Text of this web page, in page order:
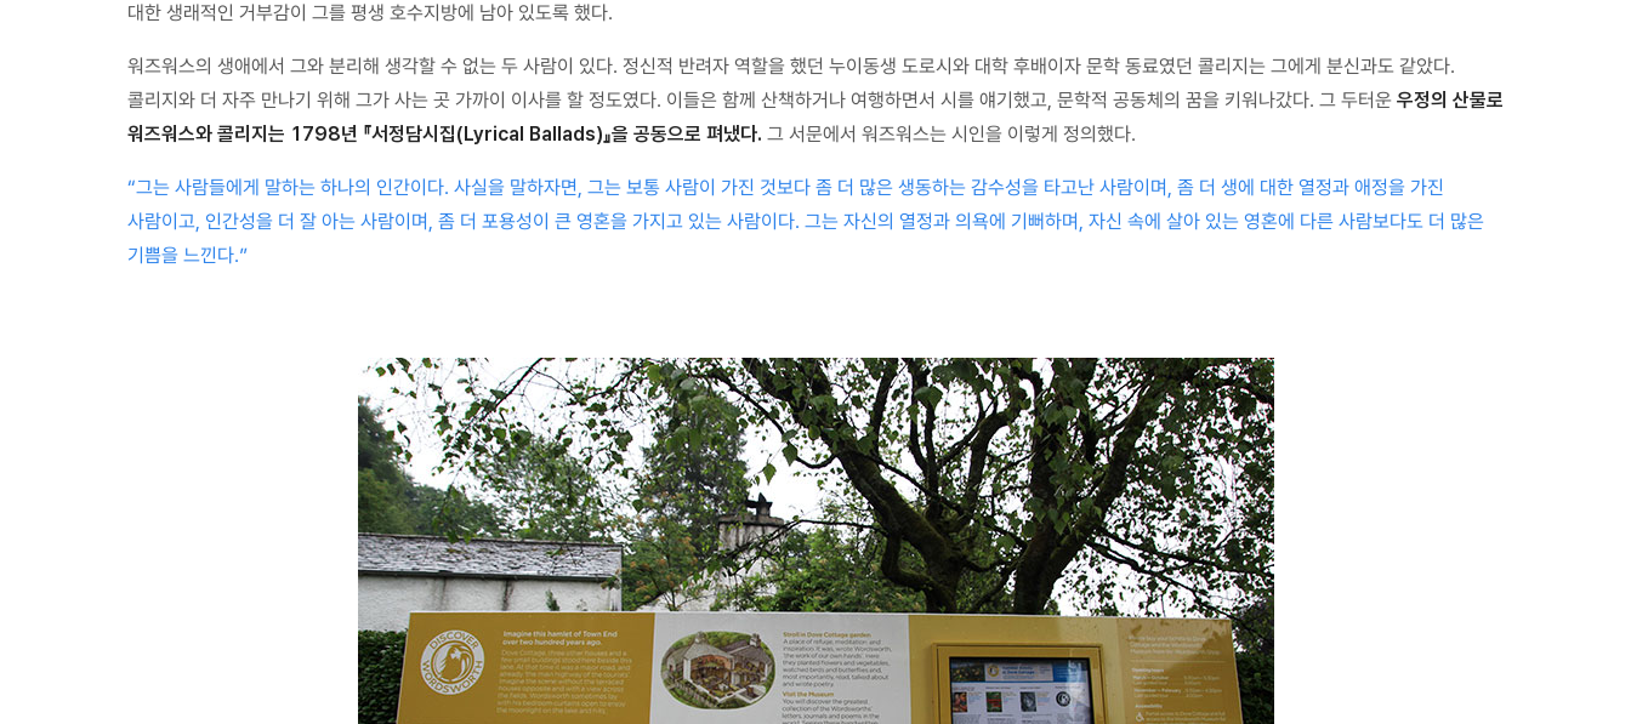
대한 생래적인 거부감이 그를 평생 호수지방에 남아 있도록 했다.
워즈워스의 생애에서 그와 분리해 생각할 수 없는 두 사람이 있다. 정신적 반려자 역할을 했던 누이동생 도로시와 대학 후배이자 문학 동료였던 콜리지는 그에게 분신과도 같았다.
콜리지와 더 자주 만나기 위해 그가 사는 곳 가까이 이사를 할 정도였다. 이들은 함께 산책하거나 여행하면서 시를 얘기했고, 문학적 공동체의 꿈을 키워나갔다. 그 두터운 우정의 산물로
워즈워스와 콜리지는 1798년 『서정담시집(Lyrical Ballads)』을 공동으로 펴냈다. 그 서문에서 워즈워스는 시인을 이렇게 정의했다.
“그는 사람들에게 말하는 하나의 인간이다. 사실을 말하자면, 그는 보통 사람이 가진 것보다 좀 더 많은 생동하는 감수성을 타고난 사람이며, 좀 더 생에 대한 열정과 애정을 가진
사람이고, 인간성을 더 잘 아는 사람이며, 좀 더 포용성이 큰 영혼을 가지고 있는 사람이다. 그는 자신의 열정과 의욕에 기뻐하며, 자신 속에 살아 있는 영혼에 다른 사람보다도 더 많은
기쁨을 느낀다.”